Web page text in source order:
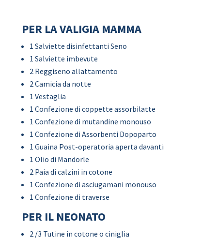
PER LA VALIGIA MAMMA
1 Salviette disinfettanti Seno
1 Salviette imbevute
2 Reggiseno allattamento
2 Camicia da notte
1 Vestaglia
1 Confezione di coppette assorbilatte
1 Confezione di mutandine monouso
1 Confezione di Assorbenti Dopoparto
1 Guaina Post-operatoria aperta davanti
1 Olio di Mandorle
2 Paia di calzini in cotone
1 Confezione di asciugamani monouso
1 Confezione di traverse
PER IL NEONATO
2 /3 Tutine in cotone o ciniglia